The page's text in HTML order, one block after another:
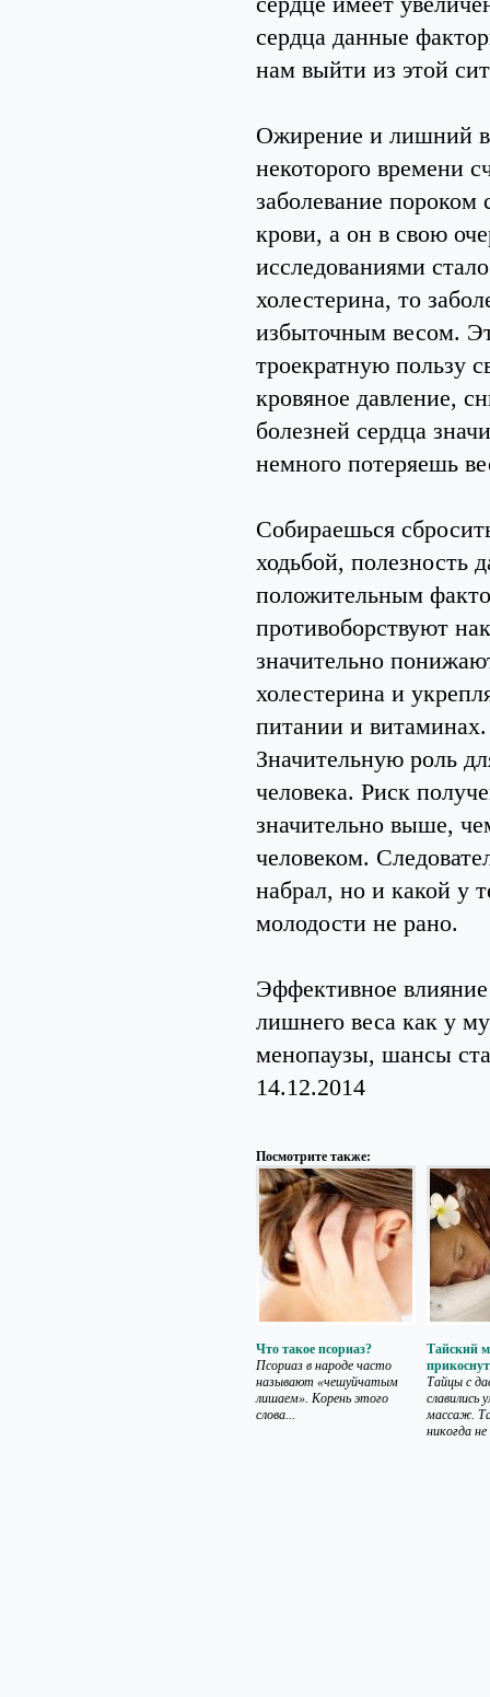
сердца данные
нам выйти из этой
Ожирение и лишний
некоторого времени
заболевание пороком
крови, а он в свою
исследованиями
холестерина, то
избыточным весом.
троекратную пользу
кровяное давление,
болезней сердца
немного потеряешь
Собираешься
ходьбой, полезность
положительным
противоборствуют
значительно
холестерина и
питании и
Значительную роль
человека. Риск
значительно выше,
человеком.
набрал, но и какой у
молодости не рано.
Эффективное
лишнего веса как у
менопаузы, шансы
14.12.2014
Посмотрите также:
Что такое псориаз?
Псориаз в народе часто
называют «чешуйчатым
лишаем». Корень этого
слова...
Тайский
Тайцы с
славились
массаж.
никогда